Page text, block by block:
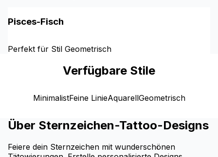
Pisces-Fisch
Perfekt für Stil Geometrisch
Verfügbare Stile
MinimalistFeine LinieAquarellGeometrisch
Über Sternzeichen-Tattoo-Designs
Feiere dein Sternzeichen mit wunderschönen